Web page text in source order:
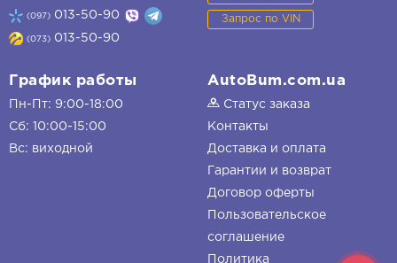
(097) 013-50-90
(073) 013-50-90
Запрос по VIN
График работы
Пн-Пт: 9:00-18:00
Сб: 10:00-15:00
Вс: виходной
AutoBum.com.ua
Статус заказа
Контакты
Доставка и оплата
Гарантии и возврат
Договор оферты
Пользовательское
соглашение
Политика